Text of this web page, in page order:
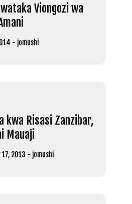
Viongozi wa
- jomushi
kwa Risasi Zanzibar,
Mauaji
2013 - jomushi